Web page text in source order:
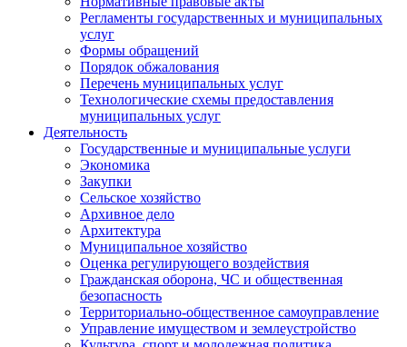
Регламенты государственных и муниципальных
услуг
Формы обращений
Порядок обжалования
Перечень муниципальных услуг
Технологические схемы предоставления
муниципальных услуг
Деятельность
Государственные и муниципальные услуги
Экономика
Закупки
Сельское хозяйство
Архивное дело
Архитектура
Муниципальное хозяйство
Оценка регулирующего воздействия
Гражданская оборона, ЧС и общественная
безопасность
Территориально-общественное самоуправление
Управление имуществом и землеустройство